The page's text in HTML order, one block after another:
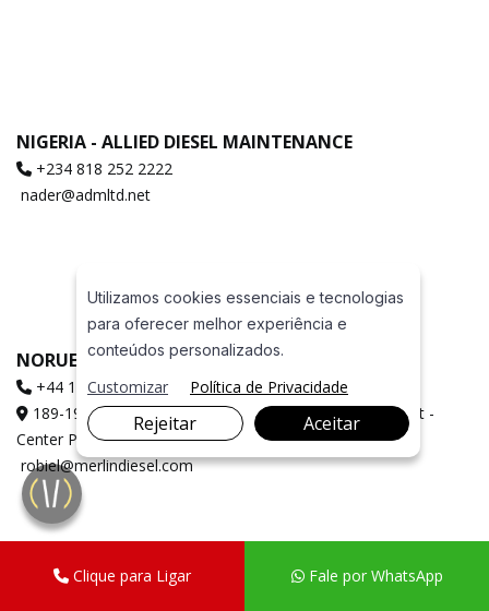
NIGERIA - ALLIED DIESEL MAINTENANCE
+234 818 252 2222
nader@admltd.net
NORUEGA - MERLIN DIESEL SYSTEMS LTD
+44 1772 694130
189-191 Bradkirk Place, Bamber Bridge Walton Summit -
Center Preston - O Reino Unido Código Postal: PR5 8AJ
robiel@merlindiesel.com
OMÃ - EURODIESEL SERVICES
Clique para Ligar Fale por WhatsApp
Utilizamos cookies essenciais e tecnologias
para oferecer melhor experiência e
conteúdos personalizados.
Customizar Política de Privacidade
Rejeitar Aceitar